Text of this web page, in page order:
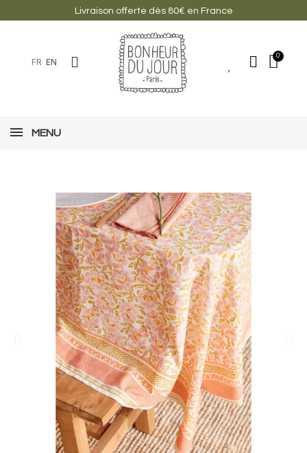
Livraison offerte dès 80€ en France
FR EN
MENU